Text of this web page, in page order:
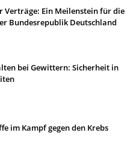
Verträge: Ein Meilenstein für die
Bundesrepublik Deutschland
bei Gewittern: Sicherheit in
im Kampf gegen den Krebs